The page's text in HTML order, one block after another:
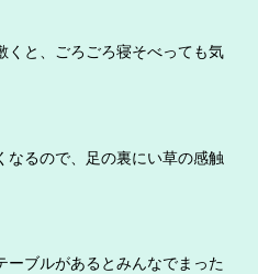
くと、ごろごろ寝そべっても気
なるので、足の裏にい草の感触
ーブルがあるとみんなでまった